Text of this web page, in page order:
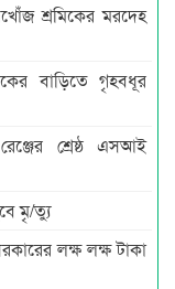
শ্রমিকের মরদেহ
বাড়িতে গৃহবধূর
শ্রেষ্ঠ এসআই
মৃ/ত্যু
লক্ষ লক্ষ টাকা